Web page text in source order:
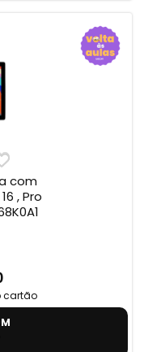
com
, Pro
cartão